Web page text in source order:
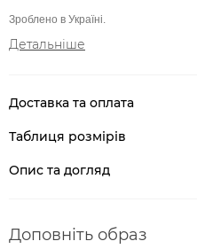
Зроблено в Україні.
Детальніше
Доставка та оплата
Таблиця розмірів
Опис та догляд
Доповніть образ